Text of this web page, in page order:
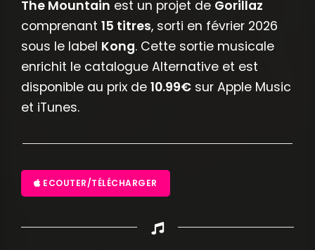
The Mountain est un projet de Gorillaz
comprenant 15 titres, sorti en février 2026
sous le label Kong. Cette sortie musicale
enrichit le catalogue Alternative et est
disponible au prix de 10.99€ sur Apple Music
et iTunes.
ECOUTER/TÉLÉCHARGER